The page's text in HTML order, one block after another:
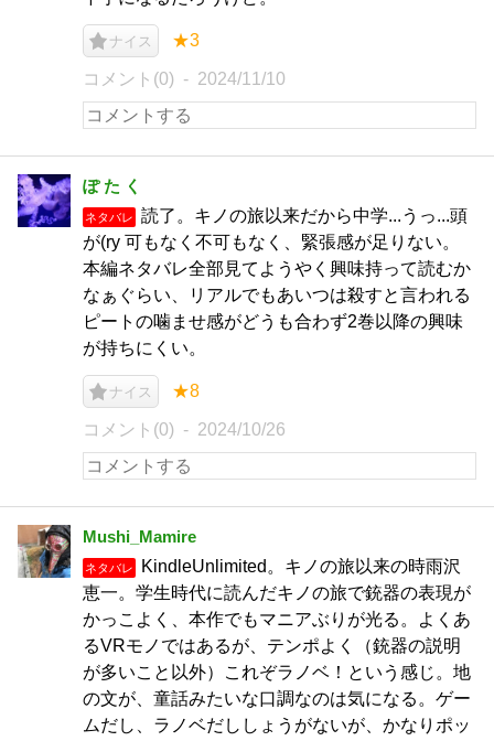
ナイス ★3
コメント(0) 2024/11/10
ぽ た く
ネタバレ
読了。キノの旅以来だから中学...うっ...頭
が(ry 可もなく不可もなく、緊張感が足りない。
本編ネタバレ全部見てようやく興味持って読むか
なぁぐらい、リアルでもあいつは殺すと言われる
ピートの噛ませ感がどうも合わず2巻以降の興味
が持ちにくい。
ナイス ★8
コメント(0) 2024/10/26
Mushi_Mamire
ネタバレ
KindleUnlimited。キノの旅以来の時雨沢
恵一。学生時代に読んだキノの旅で銃器の表現が
かっこよく、本作でもマニアぶりが光る。よくあ
るVRモノではあるが、テンポよく（銃器の説明
が多いこと以外）これぞラノベ！という感じ。地
の文が、童話みたいな口調なのは気になる。ゲー
ムだし、ラノベだししょうがないが、かなりポッ